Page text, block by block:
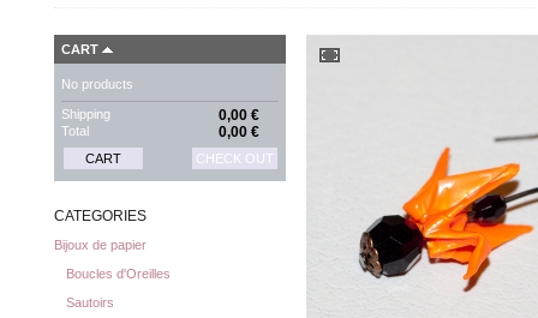
CART
No products
Shipping 0,00 €
Total 0,00 €
CART CHECK OUT
CATEGORIES
Bijoux de papier
Boucles d'Oreilles
Sautoirs